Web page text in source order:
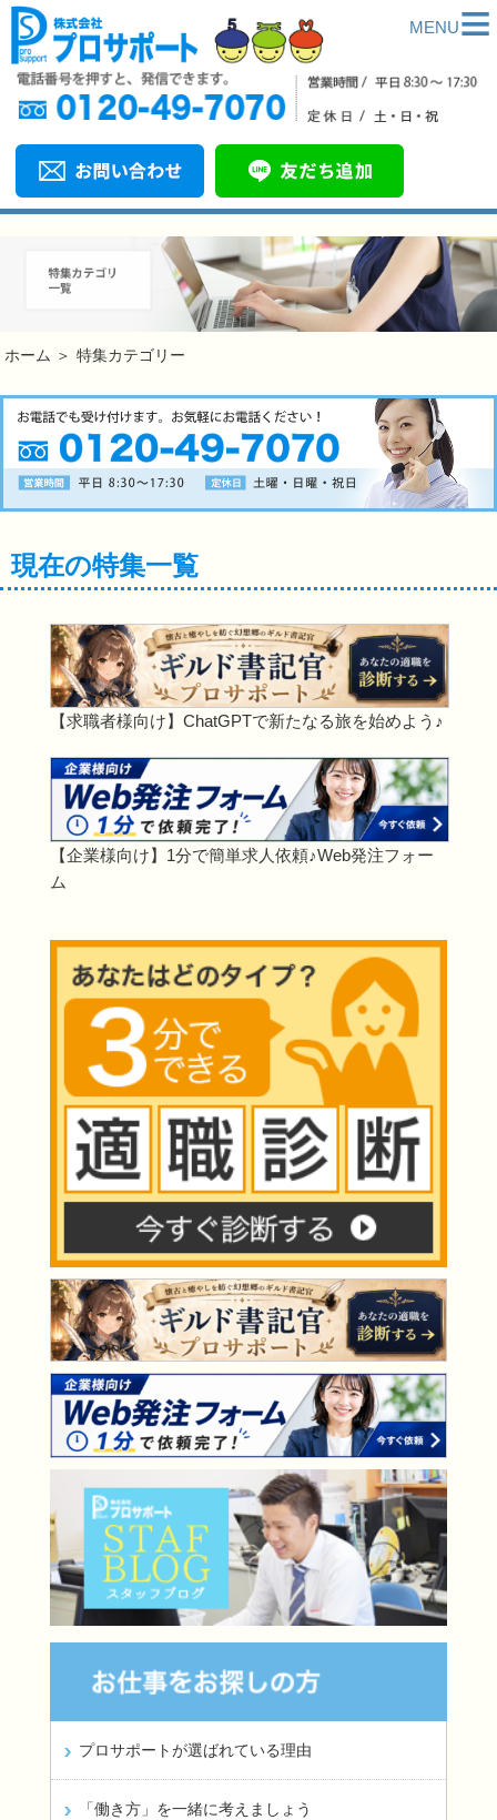
MENU≡
ホーム ＞ 特集カテゴリー
現在の特集一覧
【求職者様向け】ChatGPTで新たなる旅を始めよう♪
【企業様向け】1分で簡単求人依頼♪Web発注フォー
ム
プロサポートが選ばれている理由
「働き方」を一緒に考えましょう